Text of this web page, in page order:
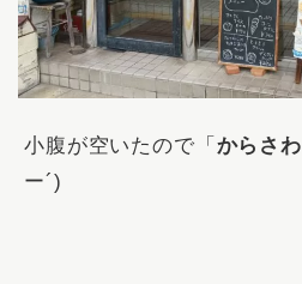
小腹が空いたので「 からさわ
ー´)